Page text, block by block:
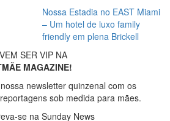
Nossa Estadia no EAST Miami
– Um hotel de luxo family
friendly em plena Brickell
VEM SER VIP NA
MAGAZINE!
newsletter quinzenal com os
sob medida para mães.